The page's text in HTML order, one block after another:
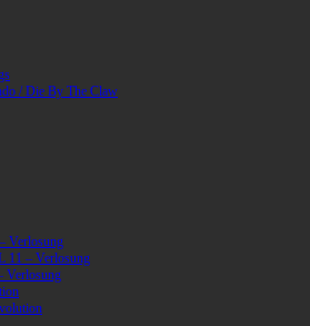
/ Die By The Claw
Verlosung
11 – Verlosung
Verlosung